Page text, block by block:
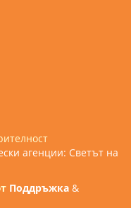
агенции: Светът на
Поддръжка &